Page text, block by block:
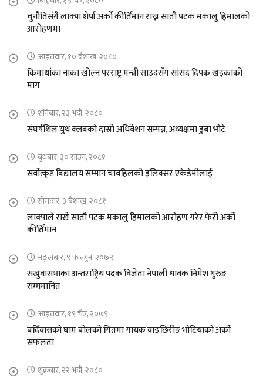
चुनौतिसंगै लाक्पा शेर्पा अर्को कीर्तिमान राख्न सातौ पटक मकालु हिमालको
आरोहणमा
आइतवार, १० बैशाख, २०८०
किमाथांका नाका खोल्न परराष्ट्र मन्त्री साउदसँग सांसद दिपक खड्काको
माग
शनिबार, २३ भदौ, २०८०
संघर्षशिल युथ क्लबको दास्रो अधिवेशन सम्पन्न, अध्यक्षमा डुबा भोटे
बुधबार, ३० साउन, २०८१
सर्वोत्कृष्ट बिद्यालय सम्मान चावहिलको इलिक्सर एकेडेमीलाई
सोमवार, ३ बैशाख, २०८१
लाक्पाले राखे सातौ पटक मकालु हिमालको आरोहण गरेर फेरी अर्को
कीर्तिमान
मङ्लबार, ९ फाल्गुन, २०७९
संखुवासभाका अन्तराष्ट्रिय पदक विजेता नेपाली धावक निमेश गुरुङ
सम्ममानित
आइतवार, १९ चैत्र, २०७९
बर्दिवासको घाम बोलको गितमा गायक वाङछिरीङ भोटियाको अर्को
सफलता
शुक्रबार, २२ भदौ, २०८०